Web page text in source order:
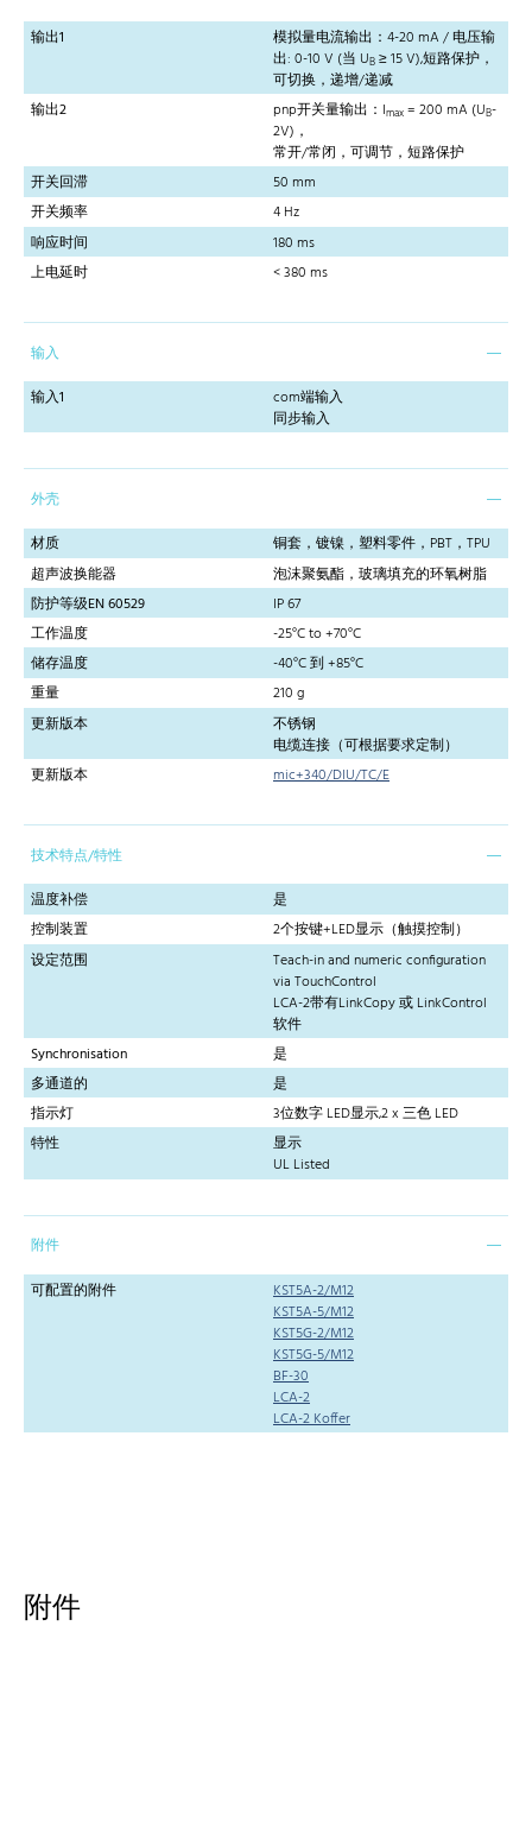
输出1
模拟量电流输出：4-20 mA / 电压输
出: 0-10 V (当 UB ≥ 15 V),短路保护，
可切换，递增/递减
输出2
pnp开关量输出：Imax = 200 mA (UB-
2V)，
常开/常闭，可调节，短路保护
开关回滞
50 mm
开关频率
4 Hz
响应时间
180 ms
上电延时
< 380 ms
输入
输入1
com端输入
同步输入
外壳
材质
铜套，镀镍，塑料零件，PBT，TPU
超声波换能器
泡沫聚氨酯，玻璃填充的环氧树脂
防护等级EN 60529
IP 67
工作温度
-25°C to +70°C
储存温度
-40°C 到 +85°C
重量
210 g
更新版本
不锈钢
电缆连接（可根据要求定制）
更新版本
mic+340/DIU/TC/E
技术特点/特性
温度补偿
是
控制装置
2个按键+LED显示（触摸控制）
设定范围
Teach-in and numeric configuration
via TouchControl
LCA-2带有LinkCopy 或 LinkControl
软件
Synchronisation
是
多通道的
是
指示灯
3位数字 LED显示,2 x 三色 LED
特性
显示
UL Listed
附件
可配置的附件
KST5A-2/M12
KST5A-5/M12
KST5G-2/M12
KST5G-5/M12
BF-30
LCA-2
LCA-2 Koffer
附件